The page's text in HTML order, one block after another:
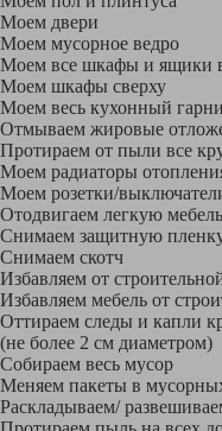
Моем двери
Моем мусорное ведро
Моем все шкафы и ящики
Моем шкафы сверху
Моем весь кухонный
Отмываем жировые
Протираем от пыли все
Моем радиаторы
Моем розетки/
Отодвигаем легкую
Снимаем защитную
Снимаем скотч
Избавляем от
Избавляем мебель от
Оттираем следы и капли
(не более 2 см диаметром)
Собираем весь мусор
Меняем пакеты в
Раскладываем/